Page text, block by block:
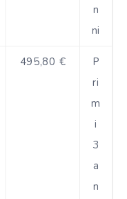
n
ni
495,80 €
P
ri
m
i
3
a
n